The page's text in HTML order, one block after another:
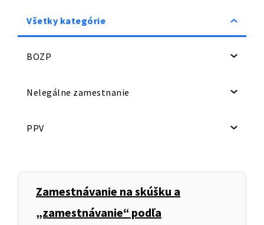
Všetky kategórie
BOZP
Nelegálne zamestnanie
PPV
Zamestnávanie na skúšku a
„zamestnávanie“ podľa